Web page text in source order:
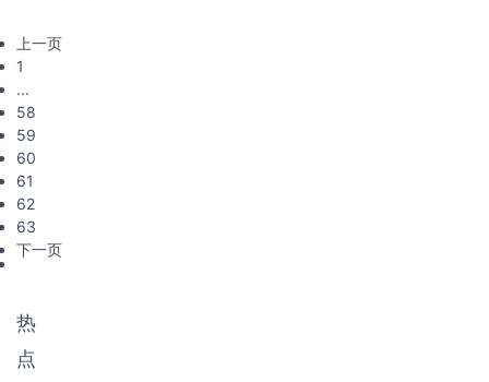
上一页
1
...
58
59
60
61
62
63
下一页
热
点